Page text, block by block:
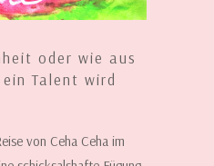
oder wie aus
Talent wird
von Ceha Ceha im